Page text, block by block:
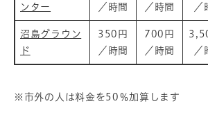
ンター
／時間
／時間
／
沼島グラウン
ド
350円
／時間
700円
／時間
／
※市外の人は料金を50％加算します